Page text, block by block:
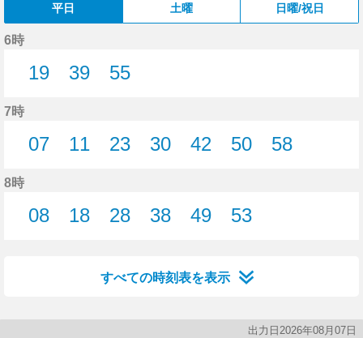
平日 土曜 日曜/祝日
6時
19
39
55
7時
07
11
23
30
42
50
58
8時
08
18
28
38
49
53
すべての時刻表を表示
出力日2026年08月07日